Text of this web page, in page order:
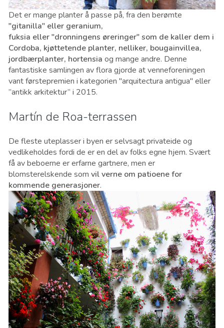
Det er mange planter å passe på, fra den berømte
"gitanilla" eller geranium,
fuksia eller "dronningens øreringer" som de kaller dem i
Cordoba, kjøttetende planter, nelliker, bougainvillea,
jordbærplanter, hortensia og mange andre. Denne
fantastiske samlingen av flora gjorde at venneforeningen
vant førstepremien i kategorien "arquitectura antigua" eller
”antikk arkitektur” i 2015.
Martín de Roa-terrassen
De fleste uteplasser i byen er selvsagt privateide og
vedlikeholdes fordi de er en del av folks egne hjem. Svært
få av beboerne er erfarne gartnere, men er
blomsterelskende som vil verne om patioene for
kommende generasjoner.